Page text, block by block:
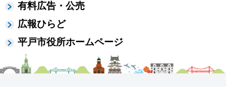
有料広告・公売
広報ひらど
平戸市役所ホームページ